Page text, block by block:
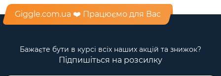
Giggle.com.ua ❤️ Працюємо для Вас
Бажаєте бути в курсі всіх наших акцій та знижок?
Підпишіться на розсилку